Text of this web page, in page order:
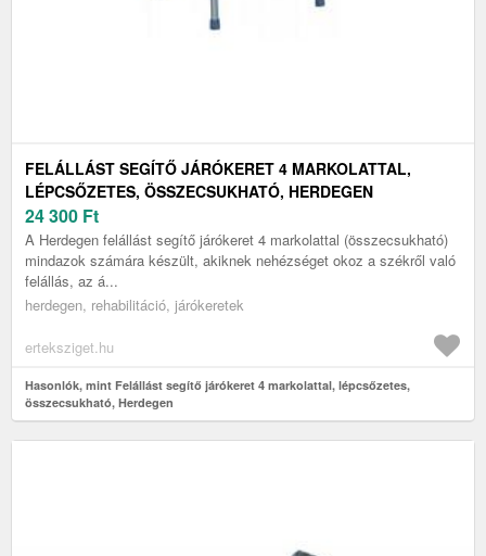
FELÁLLÁST SEGÍTŐ JÁRÓKERET 4 MARKOLATTAL,
LÉPCSŐZETES, ÖSSZECSUKHATÓ, HERDEGEN
24 300 Ft
A Herdegen felállást segítő járókeret 4 markolattal (összecsukható)
mindazok számára készült, akiknek nehézséget okoz a székről való
felállás, az á...
herdegen, rehabilitáció, járókeretek
erteksziget.hu
Hasonlók, mint Felállást segítő járókeret 4 markolattal, lépcsőzetes,
összecsukható, Herdegen